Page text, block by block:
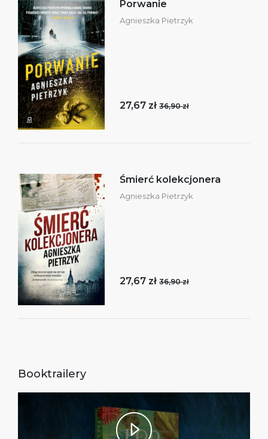
Porwanie
Agnieszka Pietrzyk
27,67 zł 36,90 zł
Śmierć kolekcjonera
Agnieszka Pietrzyk
27,67 zł 36,90 zł
Booktrailery